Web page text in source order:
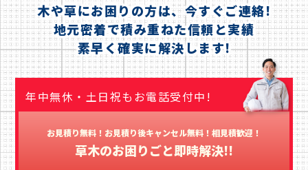
木や草にお困りの方は、今すぐご連絡!
地元密着で積み重ねた信頼と実績
素早く確実に解決します!
年中無休・土日祝もお電話受付中!
お見積り無料！お見積り後キャンセル無料！相見積歓迎！
草木のお困りごと即時解決!!